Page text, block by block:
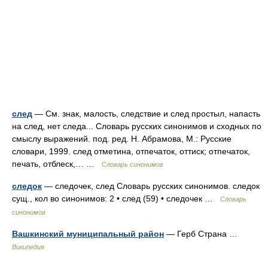
след — См. знак, малость, следствие и след простыл, напасть
на след, нет следа... Словарь русских синонимов и сходных по
смыслу выражений. под. ред. Н. Абрамова, М.: Русские
словари, 1999. след отметина, отпечаток, оттиск; отпечаток,
печать, отблеск,… …
Словарь синонимов
следок — следочек, след Словарь русских синонимов. следок
сущ., кол во синонимов: 2 • след (59) • следочек …
Словарь
синонимов
Вашкинский муниципальный район — Герб Страна …
Википедия